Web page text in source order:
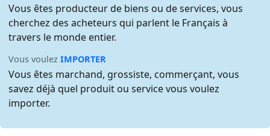
Vous êtes producteur de biens ou de services, vous
cherchez des acheteurs qui parlent le Français à
travers le monde entier.
Vous voulezIMPORTER
Vous êtes marchand, grossiste, commerçant, vous
savez déjà quel produit ou service vous voulez
importer.